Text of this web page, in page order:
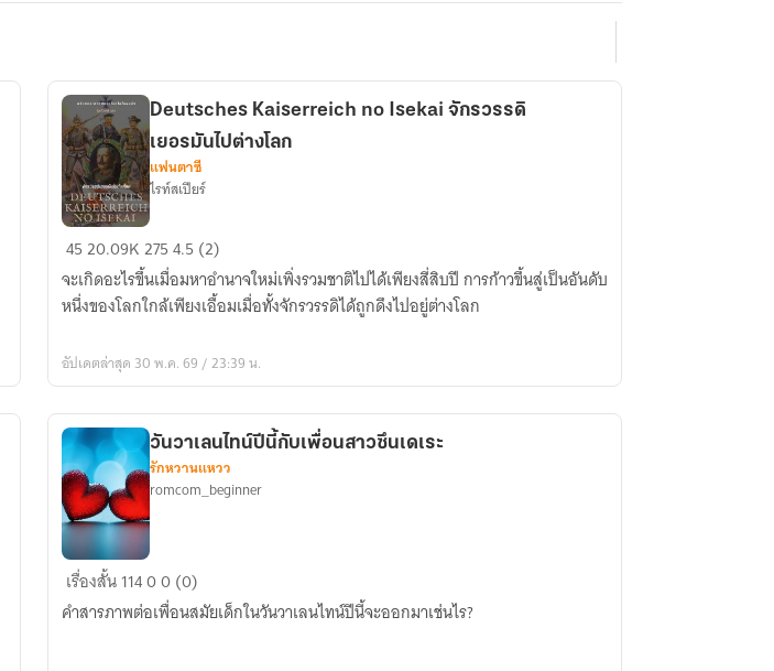
Deutsches
Kaiserreich
no
Isekai
เยอรมัน
ต่าง
โลก
Deutsches Kaiserreich no Isekai จักรวรรดิ
เยอรมันไปต่างโลก
แฟนตาซี
ไรท์สเปียร์
4520.09K2754.5 (2)
จะเกิดอะไรขึ้นเมื่อมหาอำนาจใหม่เพิ่งรวมชาติไปได้เพียงสี่สิบปี การก้าวขึ้นสู่เป็นอันดับ
หนึ่งของโลกใกล้เพียงเอื้อมเมื่อทั้งจักรวรรดิได้ถูกดึงไปอยู่ต่างโลก
อัปเดตล่าสุด 30 พ.ค. 69 / 23:39 น.
วัน
วาเลนไทน์
ปี
วันวาเลนไทน์ปีนี้กับเพื่อนสาวซึนเดเระ
รักหวานแหวว
romcom_beginner
เรื่องสั้น11400 (0)
คำสารภาพต่อเพื่อนสมัยเด็กในวันวาเลนไทน์ปีนี้จะออกมาเช่นไร?